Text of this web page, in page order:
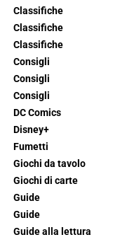
Classifiche
Classifiche
Classifiche
Consigli
Consigli
Consigli
DC Comics
Disney+
Fumetti
Giochi da tavolo
Giochi di carte
Guide
Guide
Guide alla lettura